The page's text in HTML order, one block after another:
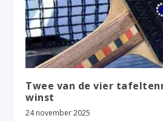
Twee van de vier
winst
24 november 2025